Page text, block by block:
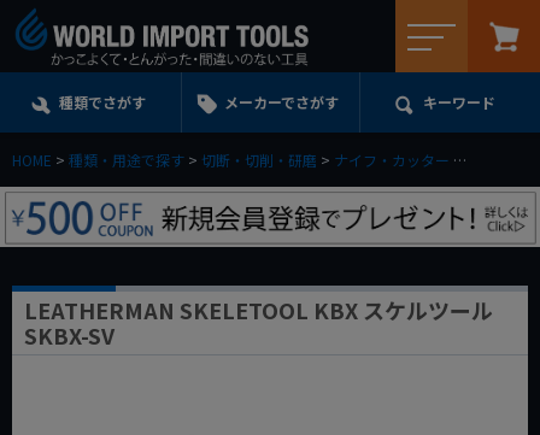
種類でさがす メーカーでさがす キーワード
HOME 種類・用途で探す 切断・切削・研磨 ナイフ・カッター
LEATHERMAN SKELETOOL KBX スケルツール
SKBX-SV